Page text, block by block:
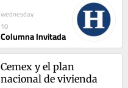
wednesday
10
Columna Invitada
Cemex y el plan
nacional de vivienda